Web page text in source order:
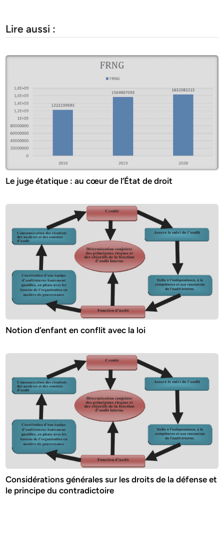
Lire aussi :
Le juge étatique : au cœur de l’État de droit
Notion d’enfant en conflit avec la loi
Considérations générales sur les droits de la défense et
le principe du contradictoire